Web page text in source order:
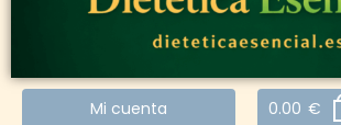
Mi cuenta 0.00 €